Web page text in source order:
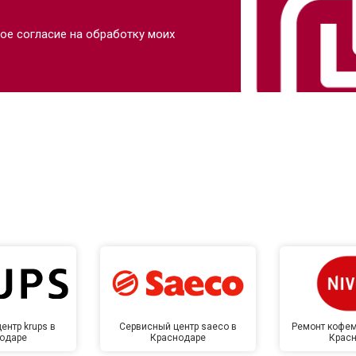
от 50 мин
элемента от 50 мин
согласие на обработку моих
krups в
Сервисный центр saeco в
Краснодаре
Ремонт